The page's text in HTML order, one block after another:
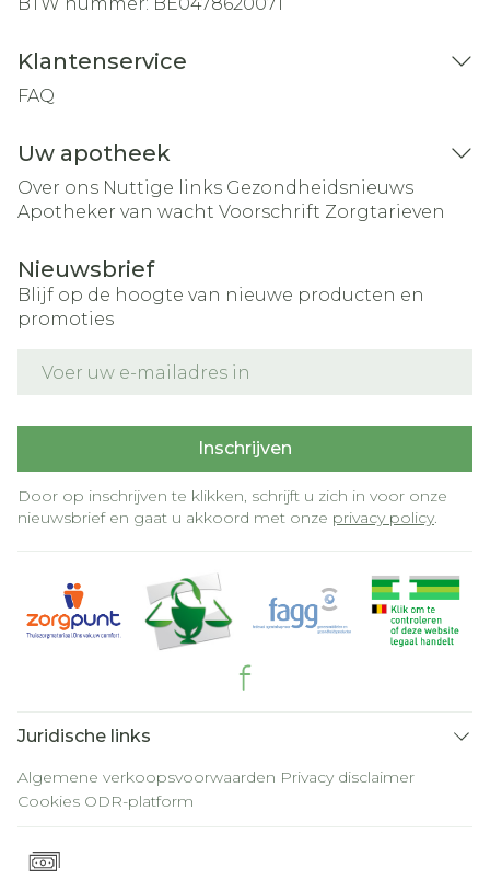
Klantenservice
FAQ
Uw apotheek
Over ons Nuttige links Gezondheidsnieuws
Apotheker van wacht Voorschrift Zorgtarieven
Nieuwsbrief
Blijf op de hoogte van nieuwe producten en
promoties
Inschrijven
Door op inschrijven te klikken, schrijft u zich in voor onze
nieuwsbrief en gaat u akkoord met onze privacy policy.
Juridische links
Algemene verkoopsvoorwaarden Privacy disclaimer
Cookies ODR-platform